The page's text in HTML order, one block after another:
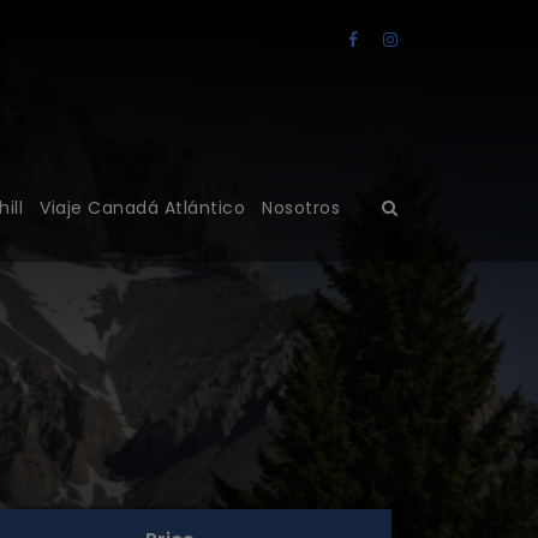
Viaje Canadá Atlántico Nosotros